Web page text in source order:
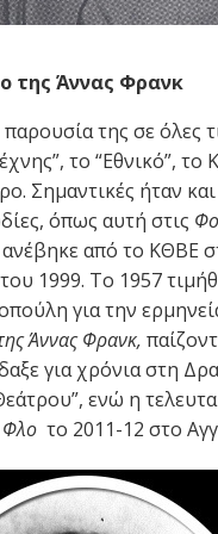
της Άννας Φρανκ
της σε όλες
το “Εθνικό”, το
Σημαντικές ήταν
όπως αυτή στις
από το ΚΘΒΕ
1999. Το 1957
για την
Άννας Φρανκ,
για χρόνια στη
ενώ η
το 2011-12 στο